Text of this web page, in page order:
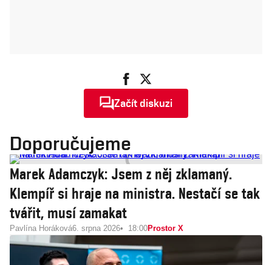
Začít diskuzi
Doporučujeme
Marek Adamczyk: Jsem z něj zklamaný.
Klempíř si hraje na ministra. Nestačí se tak
tvářit, musí zamakat
Pavlína Horáková6. srpna 2026 18:00Prostor X